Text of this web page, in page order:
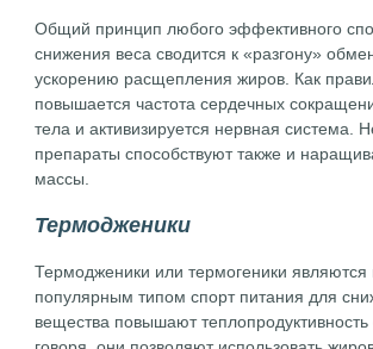
Общий принцип любого эффективного
снижения веса сводится к «разгону»
ускорению расщепления жиров. Как
повышается частота сердечных
тела и активизируется нервная система.
препараты способствуют также и
массы.
Термодженики
Термодженики или термогеники являются
популярным типом спорт питания для
вещества повышают